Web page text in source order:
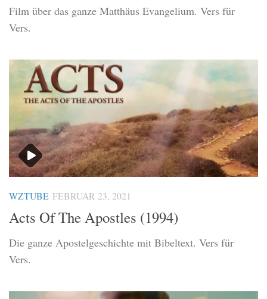
Film über das ganze Matthäus Evangelium. Vers für
Vers.
WZTUBE FEBRUAR 23, 2021
Acts Of The Apostles (1994)
Die ganze Apostelgeschichte mit Bibeltext. Vers für
Vers.